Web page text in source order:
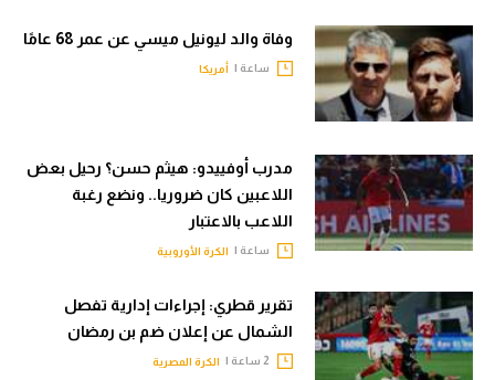
وفاة والد ليونيل ميسي عن عمر 68 عامًا
ساعة | أمريكا
مدرب أوفييدو: هيثم حسن؟ رحيل بعض
اللاعبين كان ضروريا.. ونضع رغبة
اللاعب بالاعتبار
ساعة | الكرة الأوروبية
تقرير قطري: إجراءات إدارية تفصل
الشمال عن إعلان ضم بن رمضان
الكرة المصرية